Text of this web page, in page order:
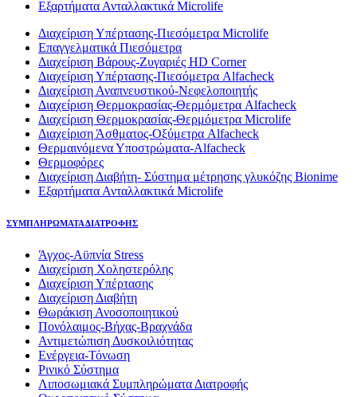
Εξαρτήματα Ανταλλακτικά Microlife
Διαχείριση Υπέρτασης-Πιεσόμετρα Microlife
Επαγγελματικά Πιεσόμετρα
Διαχείριση Βάρους-Ζυγαριές HD Corner
Διαχείριση Υπέρτασης-Πιεσόμετρα Alfacheck
Διαχείριση Αναπνευστικού-Νεφελοποιητής
Διαχείριση Θερμοκρασίας-Θερμόμετρα Alfacheck
Διαχείριση Θερμοκρασίας-Θερμόμετρα Microlife
Διαχείριση Άσθματος-Οξύμετρα Alfacheck
Θερμαινόμενα Υποστρώματα-Alfacheck
Θερμοφόρες
Διαχείριση Διαβήτη- Σύστημα μέτρησης γλυκόζης Bionime
Εξαρτήματα Ανταλλακτικά Microlife
ΣΥΜΠΛΗΡΩΜΑΤΑ ΔΙΑΤΡΟΦΗΣ
Άγχος-Αϋπνία Stress
Διαχείριση Χοληστερόλης
Διαχείριση Υπέρτασης
Διαχείριση Διαβήτη
Θωράκιση Ανοσοποιητικού
Πονόλαιμος-Βήχας-Βραχνάδα
Αντιμετώπιση Δυσκοιλιότητας
Eνέργεια-Τόνωση
Ρινικό Σύστημα
Λιποσωμιακά Συμπληρώματα Διατροφής